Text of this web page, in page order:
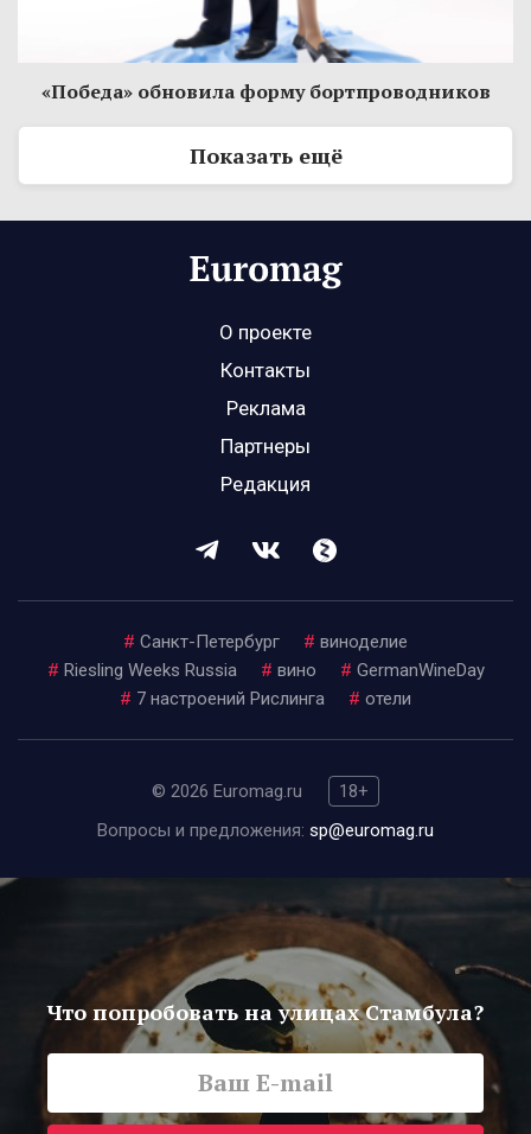
«Победа» обновила форму бортпроводников
Показать ещё
О проекте
Контакты
Реклама
Партнеры
Редакция
# Санкт-Петербург # виноделие
# Riesling Weeks Russia # вино # GermanWineDay
# 7 настроений Рислинга # отели
© 2026 Euromag.ru
18+
Вопросы и предложения: sp@euromag.ru
Что попробовать на улицах Стамбула?